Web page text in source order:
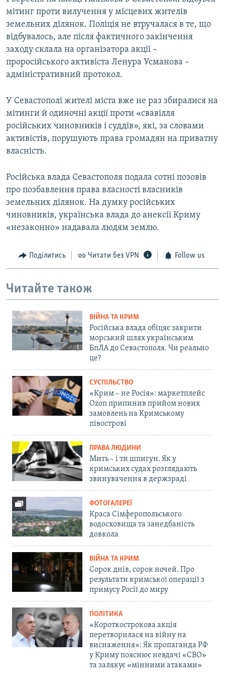
мітинг проти вилучення у місцевих жителів
земельних ділянок. Поліція не втручалася в те, що
відбувалось, але після фактичного закінчення
заходу склала на організатора акції –
проросійського активіста Ленура Усманова –
адміністративний протокол.
У Севастополі жителі міста вже не раз збиралися на
мітинги й одиночні акції проти «свавілля
російських чиновників і суддів», які, за словами
активістів, порушують права громадян на приватну
власність.
Російська влада Севастополя подала сотні позовів
про позбавлення права власності власників
земельних ділянок. На думку російських
чиновників, українська влада до анексії Криму
«незаконно» надавала людям землю.
Поділитись Читати без VPN Follow us
Читайте також
ВІЙНА ТА КРИМ
Російська влада обіцяє закрити
морський шлях українським
БпЛА до Севастополя. Чи реально
це?
СУСПІЛЬСТВО
«Крим – не Росія»: маркетплейс
Ozon припинив прийом нових
замовлень на Кримському
півострові
ПРАВА ЛЮДИНИ
Мить – і ти шпигун. Як у
кримських судах розглядають
звинувачення в держзраді
ФОТОГАЛЕРЕЇ
Краса Сімферопольського
водосховища та занедбаність
довкола
ВІЙНА ТА КРИМ
Сорок днів, сорок ночей. Про
результати кримської операції з
примусу Росії до миру
ПОЛІТИКА
«Короткострокова акція
перетворилася на війну на
виснаження»: Як пропаганда РФ
у Криму пояснює невдачі «СВО»
та залякує «мінними атаками»